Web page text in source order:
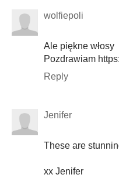
wolfiepoli
Ale piękne włosy
Pozdrawiam
Reply
Jenifer
These are
xx Jenifer